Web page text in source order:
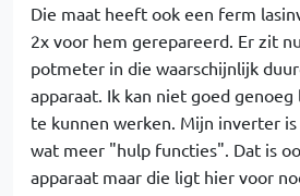
Die maat heeft ook een ferm
2x voor hem gerepareerd. Er zit
potmeter in die waarschijnlijk
apparaat. Ik kan niet goed genoeg
te kunnen werken. Mijn inverter
wat meer "hulp functies". Dat is
apparaat maar die ligt hier voor